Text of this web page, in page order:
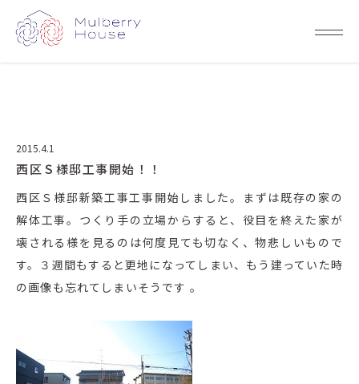
2015.4.1
西区Ｓ様邸工事開始！！
西区Ｓ様邸新築工事工事開始しました。まずは既存の家の
解体工事。つくり手の立場からすると、役目を終えた家が
壊される様を見るのは何度見ても切なく、物悲しいもので
す。３週間もすると更地になってしまい、もう建っていた時
の画像も忘れてしまいそうです 。